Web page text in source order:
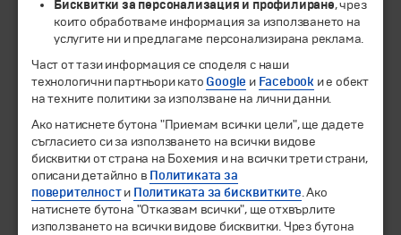
© 1994-2026 Бохемия ООД.Всички права запазени.
Екскурзии и почивки
Направления
Бисквитки за персонализация и профилиране, чрез
които обработваме информация за използването на
услугите ни и предлагаме персонализирана реклама.
Част от тази информация се споделя с наши
технологични партньори като Google и Facebook и е обект
на техните политики за използване на лични данни.
Ако натиснете бутона "Приемам всички цели", ще дадете
съгласието си за използването на всички видове
бисквитки от страна на Бохемия и на всички трети страни,
описани детайлно в Политиката за
поверителности Политиката за бисквитките. Ако
натиснете бутона "Отказвам всички", ще отхвърлите
използването на всички видове бисквитки. Чрез бутона